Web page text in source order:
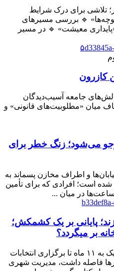
تلاشی برای درک شرایط
🔹 بررسی مسیرهای
معیشت» 🔹 در مسیر
کازرون
جامعه آسیب‌دیدگان
میان «مطلوبیت‌های قانونی» و
می‌شود؛ زنگ خطر برای
و اطراف مخازن پسماند به
شده است؛ افرادی که برای تأمین
ساعت‌ها در میان ...
پایانی بر یک کشمکش؛
بر میگردد؟
اوایل سال ۱۴۰۴، هنگامی که نزدیک به ۱۱ ماه تا برگزاری انتخابات
فاصله داشت، مدیریت شهری